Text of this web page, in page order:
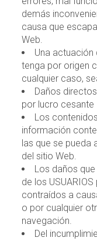
demás
causa que
Web.
Una actuación
tenga por origen
cualquier caso,
Daños
por lucro cesante
Los
información
las que se pueda
del sitio Web.
Los daños
de los
contraídos a
o por cualquier
navegación.
Del